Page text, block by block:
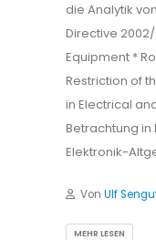
die Analytik
Directive
Equipment *
Restriction of
in Electrical
Betrachtung in
Elektronik-
Von Ulf
MEHR LESEN